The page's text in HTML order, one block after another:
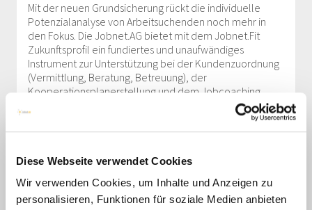
Diese Webseite verwendet Cookies
Wir verwenden Cookies, um Inhalte und Anzeigen zu
personalisieren, Funktionen für soziale Medien anbieten
Mit der neuen Grundsicherung rückt die individuelle
Potenzialanalyse von Arbeitsuchenden noch mehr in
den Fokus. Die Jobnet.AG bietet mit dem Jobnet.Fit
Zukunftsprofil ein fundiertes und unaufwändiges
Instrument zur Unterstützung bei der Kundenzuordnung
(Vermittlung, Beratung, Betreuung), der
Kooperationsplanerstellung und dem Jobcoaching.
mehr lesen
Jobnet.Jobs: regionales
Stellenportal - JobZENTRALE